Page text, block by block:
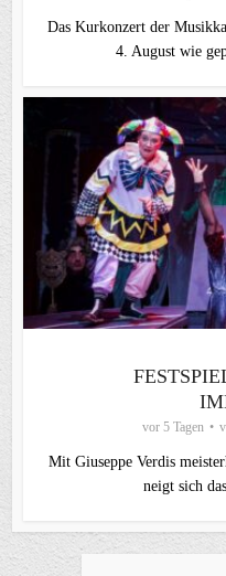
Das Kurkonzert der
4. August wie
vor 5 Tagen
Mit Giuseppe Verdis
neigt sich